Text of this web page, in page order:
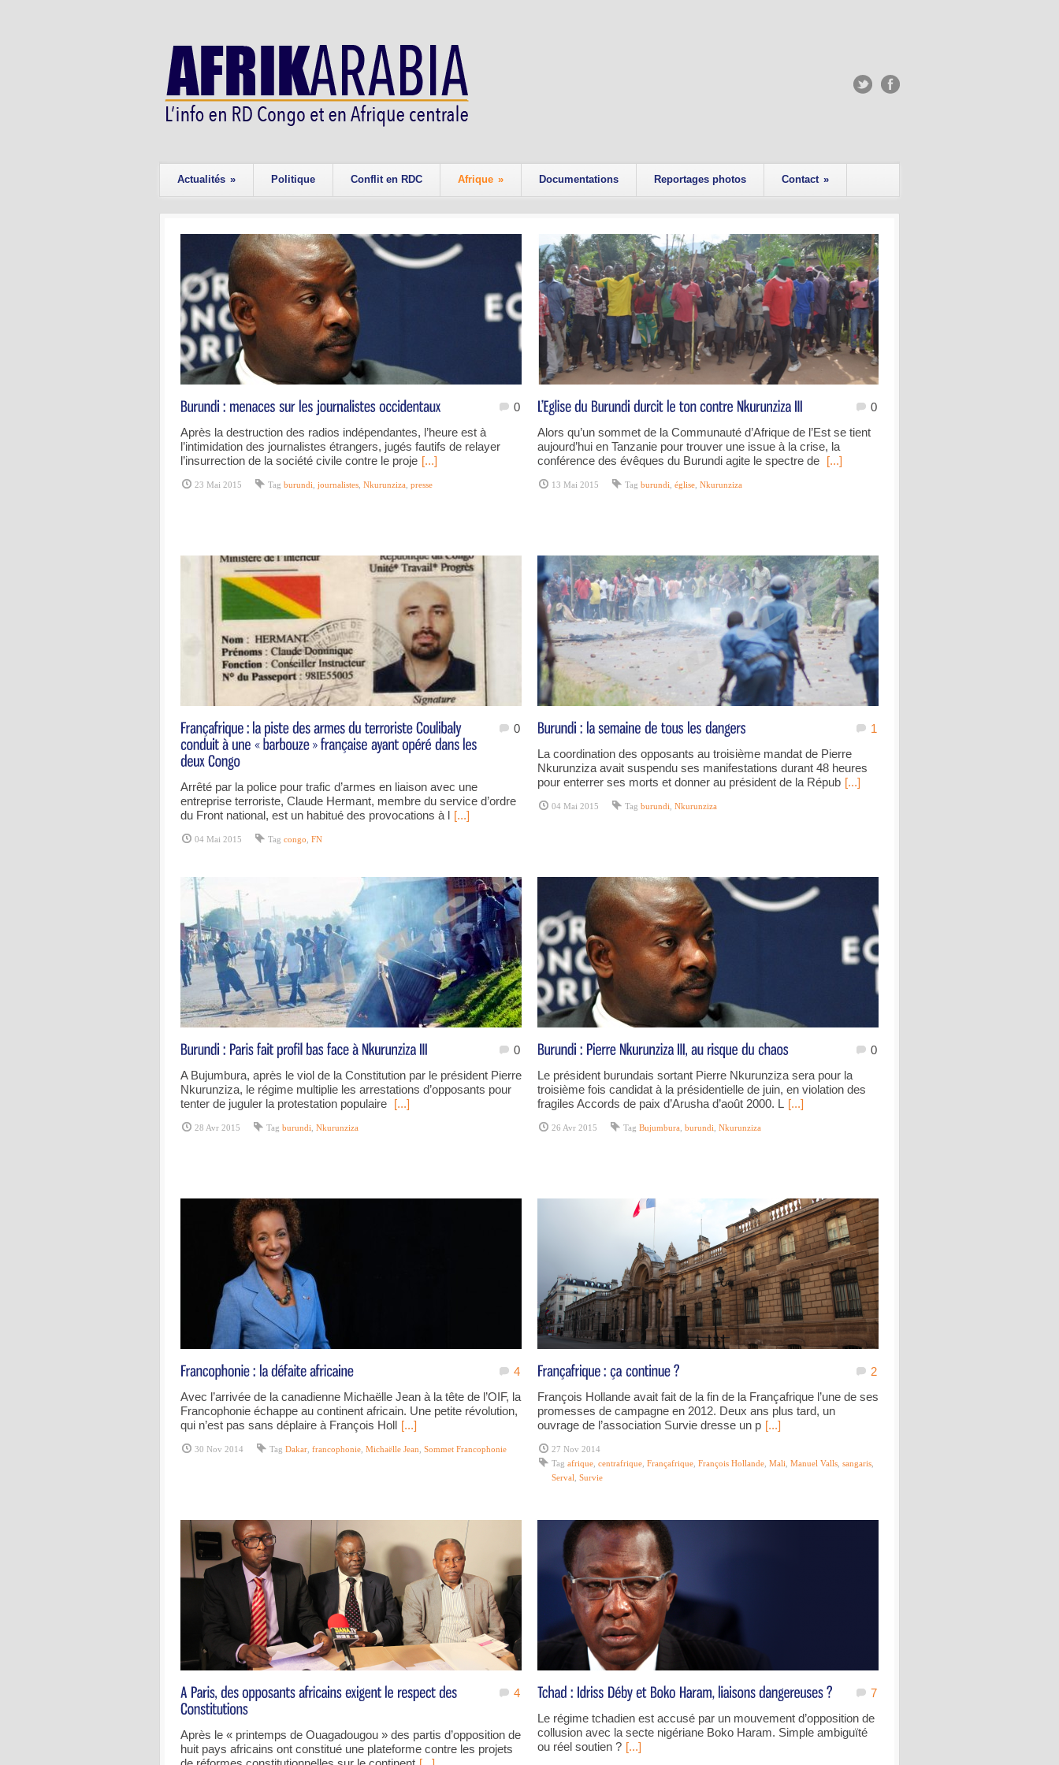
Actualités » Politique Conflit en RDC Afrique » Documentations Reportages photos Contact »
0
Après la destruction des radios indépendantes, l’heure est à
l’intimidation des journalistes étrangers, jugés fautifs de relayer
l’insurrection de la société civile contre le proje [...]
23 Mai 2015 Tag burundi journalistes Nkurunziza presse
0
Alors qu’un sommet de la Communauté d’Afrique de l’Est se tient
aujourd’hui en Tanzanie pour trouver une issue à la crise, la
conférence des évêques du Burundi agite le spectre de [...]
13 Mai 2015 Tag burundi église Nkurunziza
0
Arrêté par la police pour trafic d’armes en liaison avec une
entreprise terroriste, Claude Hermant, membre du service d’ordre
du Front national, est un habitué des provocations à l [...]
04 Mai 2015 Tag congo, FN
1
La coordination des opposants au troisième mandat de Pierre
Nkurunziza avait suspendu ses manifestations durant 48 heures
pour enterrer ses morts et donner au président de la Répub [...]
04 Mai 2015 Tag burundi Nkurunziza
0
A Bujumbura, après le viol de la Constitution par le président Pierre
Nkurunziza, le régime multiplie les arrestations d’opposants pour
tenter de juguler la protestation populaire [...]
28 Avr 2015 Tag burundi Nkurunziza
0
Le président burundais sortant Pierre Nkurunziza sera pour la
troisième fois candidat à la présidentielle de juin, en violation des
fragiles Accords de paix d’Arusha d’août 2000. L [...]
26 Avr 2015 Tag Bujumbura burundi Nkurunziza
4
Avec l’arrivée de la canadienne Michaëlle Jean à la tête de l’OIF, la
Francophonie échappe au continent africain. Une petite révolution,
qui n’est pas sans déplaire à François Holl [...]
30 Nov 2014 Tag Dakar francophonie Michaëlle Jean Sommet Francophonie
2
François Hollande avait fait de la fin de la Françafrique l’une de ses
promesses de campagne en 2012. Deux ans plus tard, un
ouvrage de l’association Survie dresse un p [...]
27 Nov 2014
Tag afrique centrafrique Françafrique François Hollande Mali Manuel Valls sangaris
Serval Survie
4
Après le « printemps de Ouagadougou » des partis d’opposition de
huit pays africains ont constitué une plateforme contre les projets
7
Le régime tchadien est accusé par un mouvement d’opposition de
collusion avec la secte nigériane Boko Haram. Simple ambiguïté
ou réel soutien ? [...]